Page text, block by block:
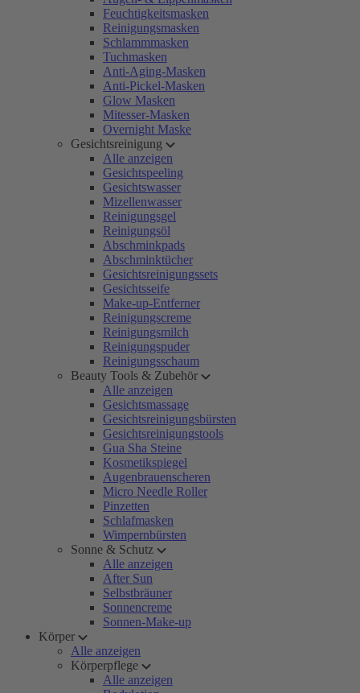
Feuchtigkeitsmasken
Reinigungsmasken
Schlammmasken
Tuchmasken
Anti-Aging-Masken
Anti-Pickel-Masken
Glow Masken
Mitesser-Masken
Overnight Maske
Gesichtsreinigung
Alle anzeigen
Gesichtspeeling
Gesichtswasser
Mizellenwasser
Reinigungsgel
Reinigungsöl
Abschminkpads
Abschminktücher
Gesichtsreinigungssets
Gesichtsseife
Make-up-Entferner
Reinigungscreme
Reinigungsmilch
Reinigungspuder
Reinigungsschaum
Beauty Tools & Zubehör
Alle anzeigen
Gesichtsmassage
Gesichtsreinigungsbürsten
Gesichtsreinigungstools
Gua Sha Steine
Kosmetikspiegel
Augenbrauenscheren
Micro Needle Roller
Pinzetten
Schlafmasken
Wimpernbürsten
Sonne & Schutz
Alle anzeigen
After Sun
Selbstbräuner
Sonnencreme
Sonnen-Make-up
Körper
Alle anzeigen
Körperpflege
Alle anzeigen